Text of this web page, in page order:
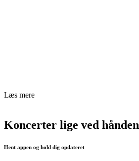
Læs mere
Koncerter lige ved hånden
Hent appen og hold dig opdateret